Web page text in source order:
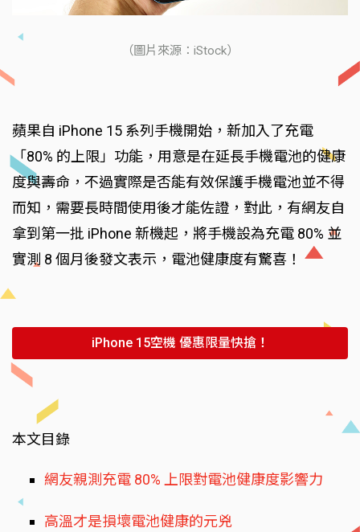
（圖片來源：iStock）
蘋果自 iPhone 15 系列手機開始，新加入了充電
「80% 的上限」功能，用意是在延長手機電池的健康
度與壽命，不過實際是否能有效保護手機電池並不得
而知，需要長時間使用後才能佐證，對此，有網友自
拿到第一批 iPhone 新機起，將手機設為充電 80% 並
實測 8 個月後發文表示，電池健康度有驚喜！
iPhone 15空機 優惠限量快搶！
本文目錄
網友親測充電 80% 上限對電池健康度影響力
高溫才是損壞電池健康的元兇